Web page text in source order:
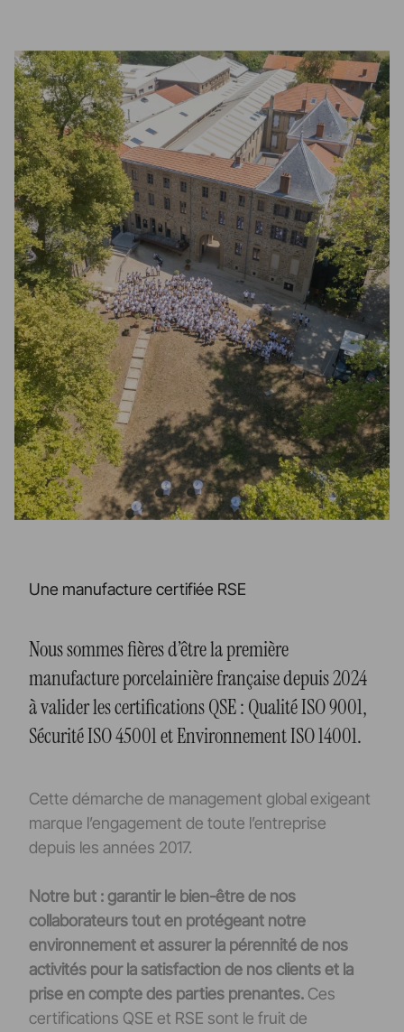
Une manufacture certifiée RSE
Nous sommes fières d’être la première
manufacture porcelainière française depuis 2024
à valider les certifications QSE : Qualité ISO 9001,
Sécurité ISO 45001 et Environnement ISO 14001.
Cette démarche de management global exigeant
marque l’engagement de toute l’entreprise
depuis les années 2017.
Notre but : garantir le bien-être de nos
collaborateurs tout en protégeant notre
environnement et assurer la pérennité de nos
activités pour la satisfaction de nos clients et la
prise en compte des parties prenantes. Ces
certifications QSE et RSE sont le fruit de